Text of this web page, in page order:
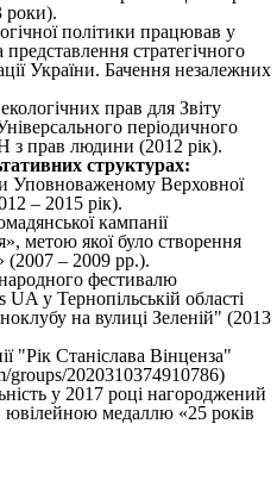
роки).
політики працював у
стратегічного
України. Бачення незалежних
прав для Звіту
періодичного
з прав людини (2012 рік).
структурах:
Уповноваженому Верховної
– 2015 рік).
кампанії
метою якої було створення
– 2009 рр.).
фестивалю
у Тернопільській області
на вулиці Зеленій" (2013
"Рік Станіслава Вінценза"
groups/2020310374910786)
у 2017 році нагороджений
ювілейною медаллю «25 років